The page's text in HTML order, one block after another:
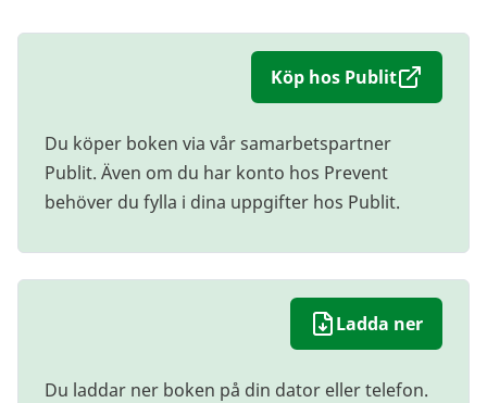
Köp hos Publit
Du köper boken via vår samarbetspartner
Publit. Även om du har konto hos Prevent
behöver du fylla i dina uppgifter hos Publit.
Ladda ner
Du laddar ner boken på din dator eller telefon.